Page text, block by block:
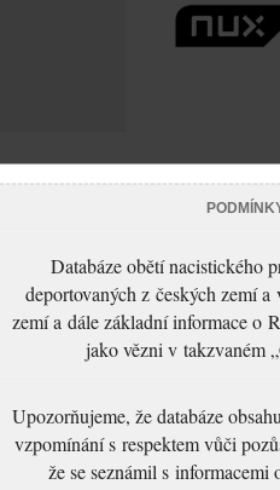
Databáze obětí nacistického
deportovaných z českých zemí
zemí a dále základní informace o
jako vězni v takzvaném
Upozorňujeme, že databáze
vzpomínání s respektem vůči
že se seznámil s